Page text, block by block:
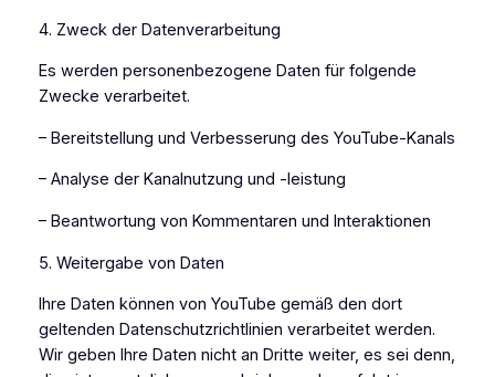
4. Zweck der Datenverarbeitung
Es werden personenbezogene Daten für folgende
Zwecke verarbeitet.
– Bereitstellung und Verbesserung des YouTube-Kanals
– Analyse der Kanalnutzung und -leistung
– Beantwortung von Kommentaren und Interaktionen
5. Weitergabe von Daten
Ihre Daten können von YouTube gemäß den dort
geltenden Datenschutzrichtlinien verarbeitet werden.
Wir geben Ihre Daten nicht an Dritte weiter, es sei denn,